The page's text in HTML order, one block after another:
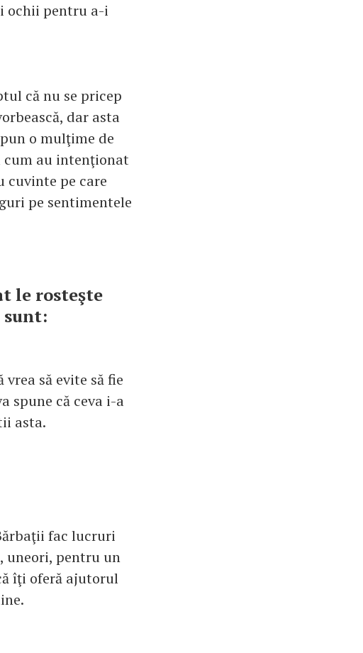
ochii pentru a-i
că nu se pricep
dar asta
o mulţime de
au intenţionat
cuvinte pe care
pe sentimentele
le rosteşte
sunt:
să evite să fie
spune că ceva i-a
asta.
fac lucruri
uneori, pentru un
îţi oferă ajutorul